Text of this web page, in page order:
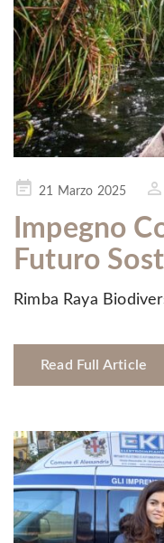
Pubblicato
21 Marzo 2025
Impegno
Futuro
Rimba Raya
Read Full Article